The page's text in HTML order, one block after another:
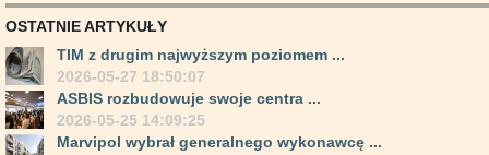
OSTATNIE ARTYKUŁY
TIM z drugim najwyższym poziomem ...
2026-05-27 18:50:07
ASBIS rozbudowuje swoje centra ...
2026-05-25 14:09:25
Marvipol wybrał generalnego wykonawcę ...